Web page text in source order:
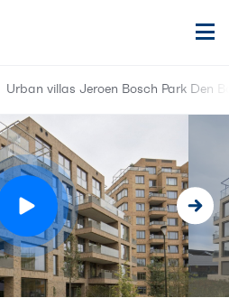
Urban villas Jeroen Bosch Park Den